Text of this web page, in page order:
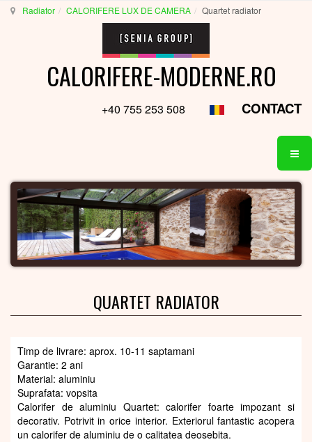
Radiator CALORIFERE LUX DE CAMERA Quartet radiator
CALORIFERE-MODERNE.RO
+40 755 253 508 CONTACT
QUARTET RADIATOR
Timp de livrare: aprox. 10-11 saptamani
Garantie: 2 ani
Material: aluminiu
Suprafata: vopsita
Calorifer de aluminiu Quartet: calorifer foarte impozant si
decorativ. Potrivit in orice interior. Exteriorul fantastic acopera
un calorifer de aluminiu de o calitatea deosebita.